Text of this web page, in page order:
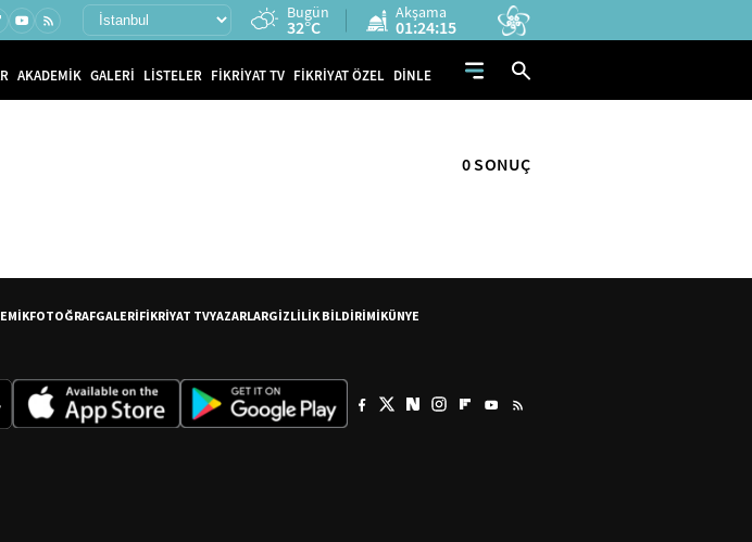
Bugün
32°C
Akşama
01:24:15
AKADEMİK GALERİ LİSTELER FİKRİYAT TV FİKRİYAT ÖZEL DİNLE
0 SONUÇ
FOTOĞRAFGALERİFİKRİYAT TVYAZARLARGİZLİLİK BİLDİRİMİKÜNYE